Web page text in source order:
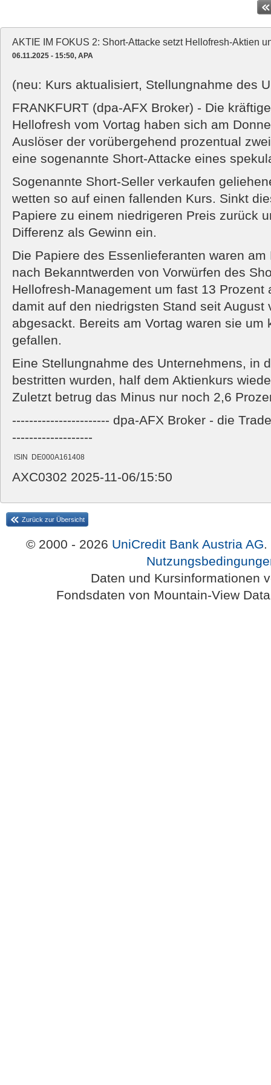
AKTIE IM FOKUS 2: Short-Attacke setzt Hellofresh-Aktien
06.11.2025 - 15:50, APA
(neu: Kurs aktualisiert, Stellungnahme des
FRANKFURT (dpa-AFX Broker) - Die
Hellofresh vom Vortag haben sich am
Auslöser der vorübergehend prozentual
eine sogenannte Short-Attacke eines
Sogenannte Short-Seller verkaufen
wetten so auf einen fallenden Kurs. Sinkt
Papiere zu einem niedrigeren Preis zurück
Differenz als Gewinn ein.
Die Papiere des Essenlieferanten waren
nach Bekanntwerden von Vorwürfen des
Hellofresh-Management um fast 13 Prozent
damit auf den niedrigsten Stand seit August
abgesackt. Bereits am Vortag waren sie um
gefallen.
Eine Stellungnahme des Unternehmens, in
bestritten wurden, half dem Aktienkurs
Zuletzt betrug das Minus nur noch 2,6
----------------------- dpa-AFX Broker - die
-------------------
AXC0302 2025-11-06/15:50
Zurück zur Übersicht
© 2000 - 2026 UniCredit Bank Austria AG.
Daten und Kursinformationen
Fondsdaten von Mountain-View